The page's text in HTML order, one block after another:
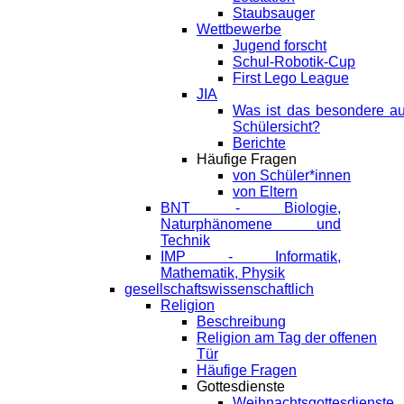
Staubsauger
Wettbewerbe
Jugend forscht
Schul-Robotik-Cup
First Lego League
JIA
Was ist das besondere
Schülersicht?
Berichte
Häufige Fragen
von Schüler*innen
von Eltern
BNT - Biologie,
Naturphänomene und
Technik
IMP - Informatik,
Mathematik, Physik
gesellschaftswissenschaftlich
Religion
Beschreibung
Religion am Tag der offenen
Tür
Häufige Fragen
Gottesdienste